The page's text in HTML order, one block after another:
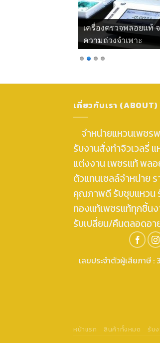
เครื่องตรวจพลอยแท้
ความถ่วงจำเพาะ
เกี่ยวกับเรา (ABOUT)
จำหน่ายแหวนเพชร
รับงานสั่งทำจิวเวลรี่
แต่งงาน เพชรแท้ พ
ตัวแทนเซลล์จำหน่าย ร
คุณภาพดี รับชุบแหวน
ทองแท้เพชรแท้ทุกชิ้น
รับเปลี่ยน/คืนตลอดอา
เลขประจำตัวผู้เสียภาษี
หน้าแรก สินค้าทั้งหมด รับ